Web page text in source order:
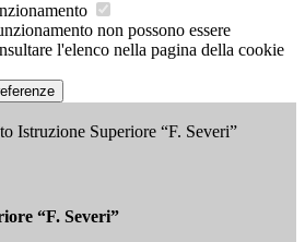
non possono essere
l'elenco nella pagina della cookie
Istruzione Superiore “F. Severi”
“F. Severi”